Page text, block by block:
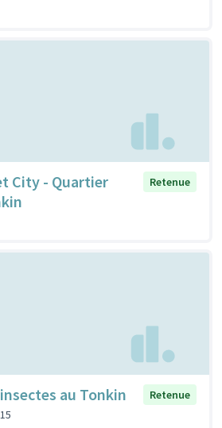
City - Quartier
Retenue
au Tonkin
Retenue
15